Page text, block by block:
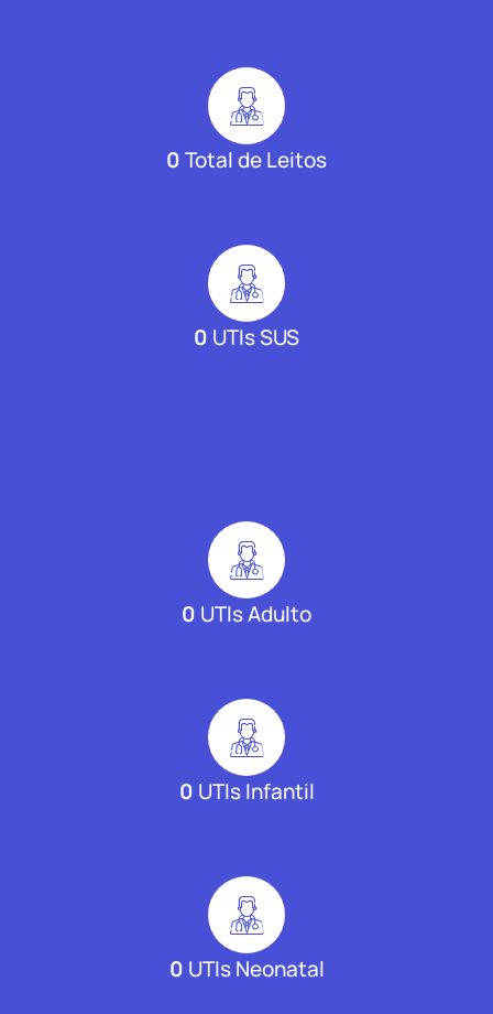
0Total de Leitos
0 UTIs SUS
0 UTIs Adulto
0 UTIs Infantil
0 UTIs Neonatal